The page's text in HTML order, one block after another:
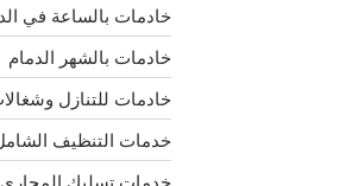
خادمات بالساعة في
خادمات بالشهر الدمام
خادمات للتنازل
خدمات التنظيف
خدمات تسليك